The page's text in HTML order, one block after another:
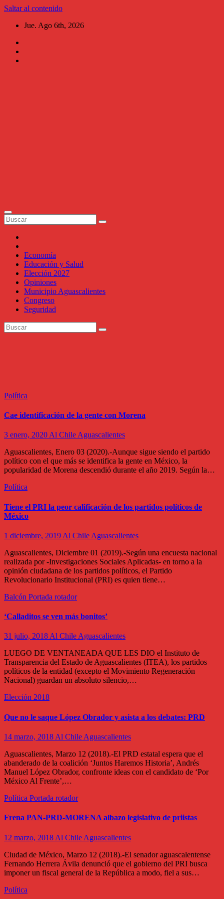
Saltar al contenido
Jue. Ago 6th, 2026
Economía
Educación y Salud
Elección 2027
Opiniones
Municipio Aguascalientes
Congreso
Seguridad
Política
Cae identificación de la gente con Morena
3 enero, 2020Al Chile Aguascalientes
Aguascalientes, Enero 03 (2020).-Aunque sigue siendo el partido
político con el que más se identifica la gente en México, la
popularidad de Morena descendió durante el año 2019. Según la…
Política
Tiene el PRI la peor calificación de los partidos políticos de
México
1 diciembre, 2019 Al Chile Aguascalientes
Aguascalientes, Diciembre 01 (2019).-Según una encuesta nacional
realizada por -Investigaciones Sociales Aplicadas- en torno a la
opinión ciudadana de los partidos políticos, el Partido
Revolucionario Institucional (PRI) es quien tiene…
Balcón Portada rotador
‘Calladitos se ven más bonitos’
31 julio, 2018Al Chile Aguascalientes
LUEGO DE VENTANEADA QUE LES DIO el Instituto de
Transparencia del Estado de Aguascalientes (ITEA), los partidos
políticos de la entidad (excepto el Movimiento Regeneración
Nacional) guardan un absoluto silencio,…
Elección 2018
Que no le saque López Obrador y asista a los debates: PRD
14 marzo, 2018 Al Chile Aguascalientes
Aguascalientes, Marzo 12 (2018).-El PRD estatal espera que el
abanderado de la coalición ‘Juntos Haremos Historia’, Andrés
Manuel López Obrador, confronte ideas con el candidato de ‘Por
México Al Frente’,…
Política Portada rotador
Frena PAN-PRD-MORENA albazo legislativo de priistas
12 marzo, 2018 Al Chile Aguascalientes
Ciudad de México, Marzo 12 (2018).-El senador aguascalentense
Fernando Herrera Ávila denunció que el gobierno del PRI busca
imponer un fiscal general de la República a modo, fiel a sus…
Política